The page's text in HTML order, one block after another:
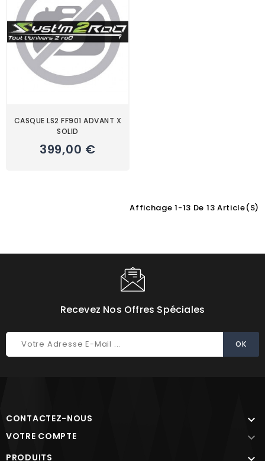
CASQUE LS2 FF901 ADVANT X
SOLID
399,00 €
Affichage 1-13 De 13 Article(s)
Recevez Nos Offres Spéciales
CONTACTEZ-NOUS 
VOTRE COMPTE 
PRODUITS